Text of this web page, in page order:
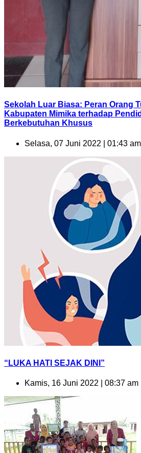
Sekolah Luar Biasa: Peran Orang
Kabupaten Mimika terhadap
Berkebutuhan Khusus
Selasa, 07 Juni 2022 | 01:43 am
“LUKA HATI SEJAK DINI”
Kamis, 16 Juni 2022 | 08:37 am